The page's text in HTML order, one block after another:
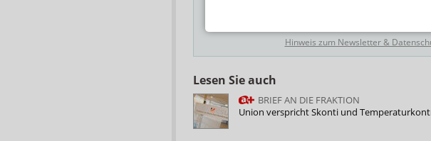
Hinweis zum Newsletter &
Lesen Sie auch
BRIEF AN DIE FRAKTION
Union verspricht Skonti und